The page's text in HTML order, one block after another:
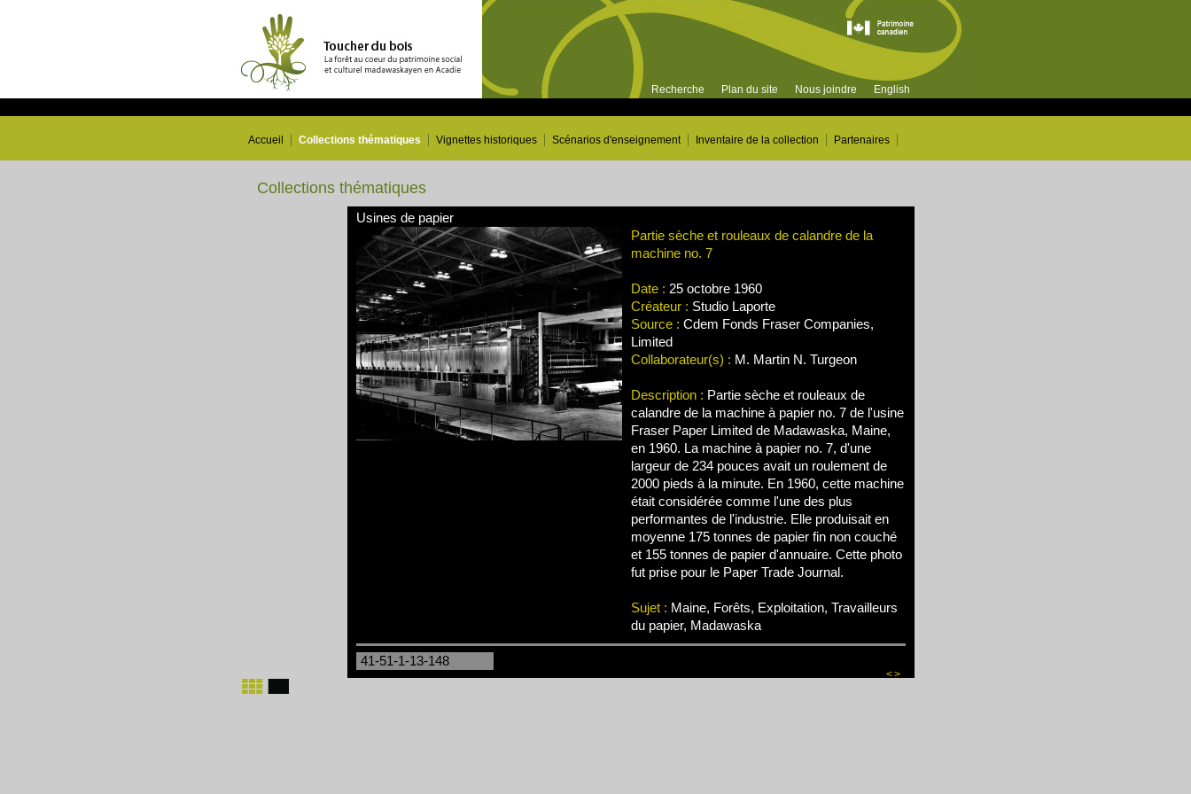
Recherche Plan du site Nous joindre English
Accueil Collections thématiques Vignettes historiques Scénarios d'enseignement Inventaire de la collection Partenaires
Collections thématiques
Usines de papier
Partie sèche et rouleaux de calandre de la
machine no. 7
Date : 25 octobre 1960
Créateur : Studio Laporte
Source : Cdem Fonds Fraser Companies,
Limited
Collaborateur(s) : M. Martin N. Turgeon
Description : Partie sèche et rouleaux de
calandre de la machine à papier no. 7 de l'usine
Fraser Paper Limited de Madawaska, Maine,
en 1960. La machine à papier no. 7, d'une
largeur de 234 pouces avait un roulement de
2000 pieds à la minute. En 1960, cette machine
était considérée comme l'une des plus
performantes de l'industrie. Elle produisait en
moyenne 175 tonnes de papier fin non couché
et 155 tonnes de papier d'annuaire. Cette photo
fut prise pour le Paper Trade Journal.
Sujet : Maine, Forêts, Exploitation, Travailleurs
du papier, Madawaska
41-51-1-13-148
<>